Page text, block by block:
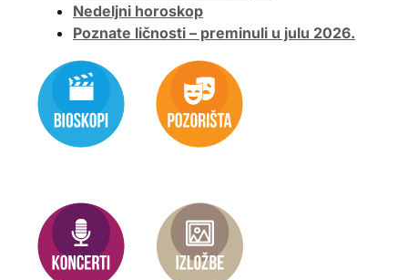
Nedeljni horoskop
Poznate ličnosti – preminuli u julu 2026.